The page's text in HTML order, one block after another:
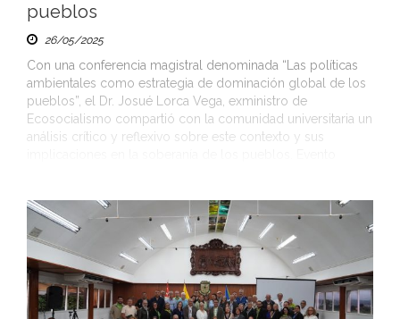
pueblos
26/05/2025
Con una conferencia magistral denominada “Las políticas
ambientales como estrategia de dominación global de los
pueblos”, el Dr. Josué Lorca Vega, exministro de
Ecosocialismo compartió con la comunidad universitaria un
análisis crítico y reflexivo sobre este contexto y sus